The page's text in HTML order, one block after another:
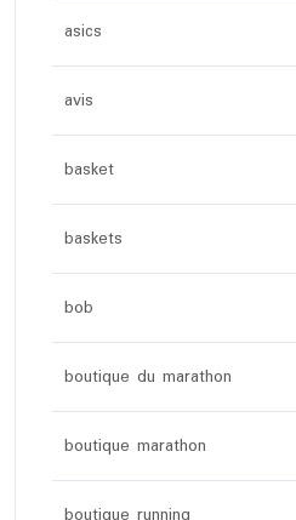
asics
avis
basket
baskets
bob
boutique du marathon
boutique marathon